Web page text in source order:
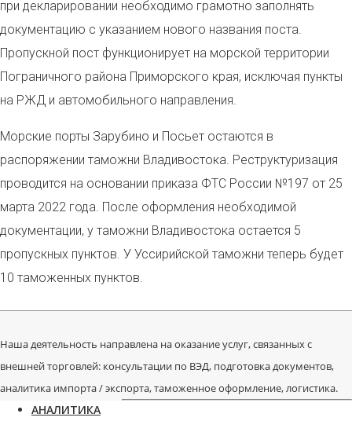
при декларировании необходимо грамотно заполнять
документацию с указанием нового названия поста.
Пропускной пост функционирует на морской территории
Пограничного района Приморского края, исключая пункты
на РЖД и автомобильного направления.
Морские порты Зарубино и Посьет остаются в
распоряжении таможни Владивостока. Реструктуризация
проводится на основании приказа ФТС России №197 от 25
марта 2022 года. После оформления необходимой
документации, у таможни Владивостока остается 5
пропускных пунктов. У Уссирийской таможни теперь будет
10 таможенных пунктов.
Наша деятельность направлена на оказание услуг, связанных с
внешней торговлей: консультации по ВЭД, подготовка документов,
аналитика импорта / экспорта, таможенное оформление, логистика.
АНАЛИТИКА